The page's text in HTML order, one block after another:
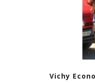
Vichy